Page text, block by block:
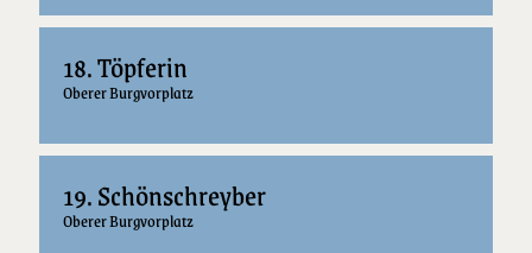
18. Töpferin
Oberer Burgvorplatz
19. Schönschreyber
Oberer Burgvorplatz